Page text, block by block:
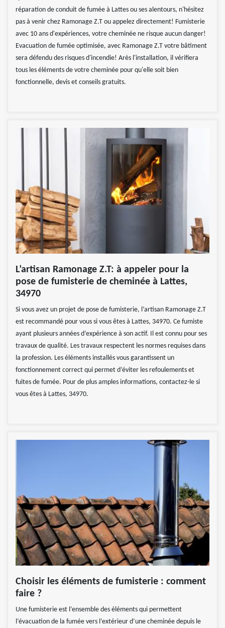
réparation de conduit de fumée à Lattes ou ses alentours, n'hésitez
pas à venir chez Ramonage Z.T ou appelez directement! Fumisterie
avec 10 ans d'expériences, votre cheminée ne risque aucun danger!
Evacuation de fumée optimisée, avec Ramonage Z.T votre bâtiment
sera défendu des risques d'incendie! Arès l'installation, il vérifiera
tous les éléments de votre cheminée pour qu'elle soit bien
fonctionnelle, devis et conseils gratuits.
L’artisan Ramonage Z.T: à appeler pour la
pose de fumisterie de cheminée à Lattes,
34970
Si vous avez un projet de pose de fumisterie, l’artisan Ramonage Z.T
est recommandé pour vous si vous êtes à Lattes, 34970. Ce fumiste
ayant plusieurs années d’expérience à son actif. Il est connu pour ses
travaux de qualité. Les travaux respectent les normes requises dans
la profession. Les éléments installés vous garantissent un
fonctionnement correct qui permet d’éviter les refoulements et
fuites de fumée. Pour de plus amples informations, contactez-le si
vous êtes à Lattes, 34970.
Choisir les éléments de fumisterie : comment
faire ?
Une fumisterie est l’ensemble des éléments qui permettent
l’évacuation de la fumée vers l’extérieur d’une cheminée depuis le